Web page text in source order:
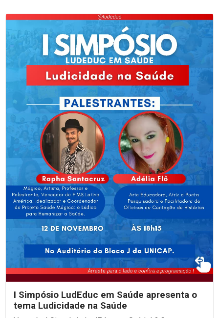
I Simpósio LudEduc em Saúde apresenta o
tema Ludicidade na Saúde